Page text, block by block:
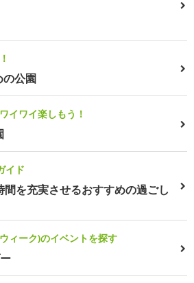
の公園
イワイ楽しもう！
イド
を充実させるおすすめの過ごし
ィーク)のイベントを探す